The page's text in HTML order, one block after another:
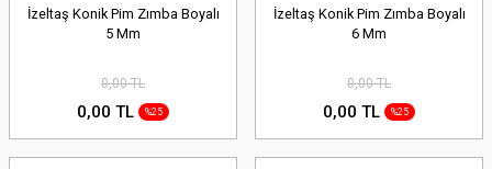
İzeltaş Konik Pim Zımba Boyalı
5 Mm
0,00 TL
0,00 TL %25
İzeltaş Konik Pim Zımba Boyalı
6 Mm
0,00 TL
0,00 TL %25